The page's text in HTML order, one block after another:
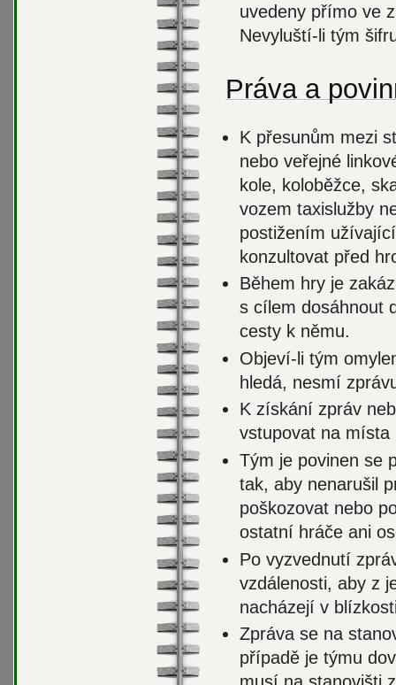
uvedeny přímo ve
Nevyluští-li tým
Práva a
K přesunům mezi
nebo veřejné
kole, koloběžce,
vozem taxislužby
postižením
konzultovat před
Během hry je
s cílem dosáhnout
cesty k němu.
Objeví-li tým
hledá, nesmí
K získání zpráv
vstupovat na místa
Tým je povinen se
tak, aby nenarušil
poškozovat nebo
ostatní hráče ani
Po vyzvednutí
vzdálenosti, aby z
nacházejí v
Zpráva se na
případě je týmu